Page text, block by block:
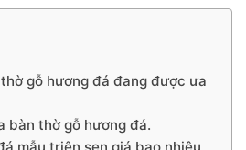
gỗ hương đá đang được ưa
bàn thờ gỗ hương đá.